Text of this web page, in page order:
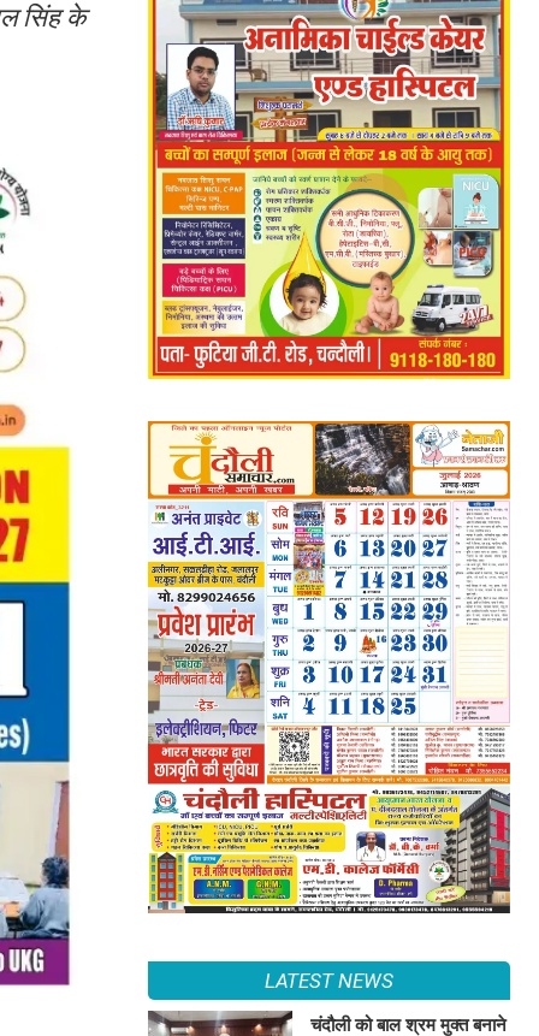
सिंह के
LATEST NEWS
चंदौली को बाल श्रम मुक्त बनाने